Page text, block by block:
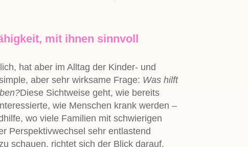
mit ihnen sinnvoll
hat aber im Alltag der Kinder- und
aber sehr wirksame Frage: Was hilft
Diese Sichtweise geht, wie bereits
wie Menschen krank werden –
wo viele Familien mit schwierigen
Perspektivwechsel sehr entlastend
schauen, richtet sich der Blick darauf,